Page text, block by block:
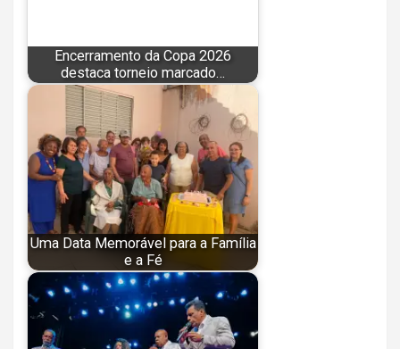
Encerramento da Copa 2026
destaca torneio marcado…
Uma Data Memorável para a Família
e a Fé